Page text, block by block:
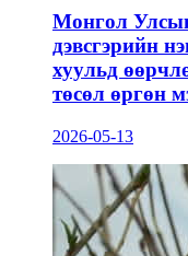
Монгол
дэвсгэрийн
хуульд
төсөл өргөн
2026-05-13